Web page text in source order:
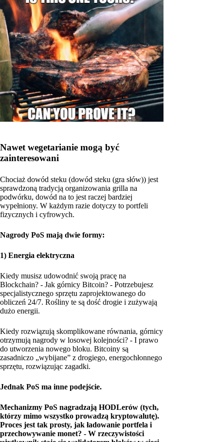
Nawet wegetarianie mogą być
zainteresowani
Chociaż dowód steku (dowód steku (gra słów)) jest
sprawdzoną tradycją organizowania grilla na
podwórku, dowód na to jest raczej bardziej
wypełniony. W każdym razie dotyczy to portfeli
fizycznych i cyfrowych.
Nagrody PoS mają dwie formy:
1) Energia elektryczna
Kiedy musisz udowodnić swoją pracę na
Blockchain? - Jak górnicy Bitcoin? - Potrzebujesz
specjalistycznego sprzętu zaprojektowanego do
obliczeń 24/7. Rośliny te są dość drogie i zużywają
dużo energii.
Kiedy rozwiązują skomplikowane równania, górnicy
otrzymują nagrody w losowej kolejności? - I prawo
do utworzenia nowego bloku. Bitcoiny są
zasadniczo „wybijane” z drogiego, energochłonnego
sprzętu, rozwiązując zagadki.
Jednak PoS ma inne podejście.
Mechanizmy PoS nagradzają HODLerów (tych,
którzy mimo wszystko prowadzą kryptowalutę).
Proces jest tak prosty, jak ładowanie portfela i
przechowywanie monet? - W rzeczywistości